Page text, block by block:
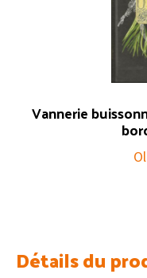
Vannerie
Détails du